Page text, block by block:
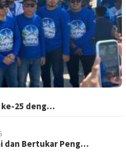
ke-25 deng…
dan Bertukar Peng…